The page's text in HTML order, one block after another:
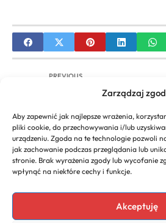
Zarządzaj
Aby zapewnić jak najlepsze wrażenia,
pliki cookie, do przechowywania i/lub
urządzeniu. Zgoda na te technologie pozwoli
jak zachowanie podczas przeglądania lub
stronie. Brak wyrażenia zgody lub wycofanie
wpłynąć na niektóre cechy i funkcje.
Akceptuję
PREVIOUS
Przedawnienie długu w
Jak złożyć wniosek o